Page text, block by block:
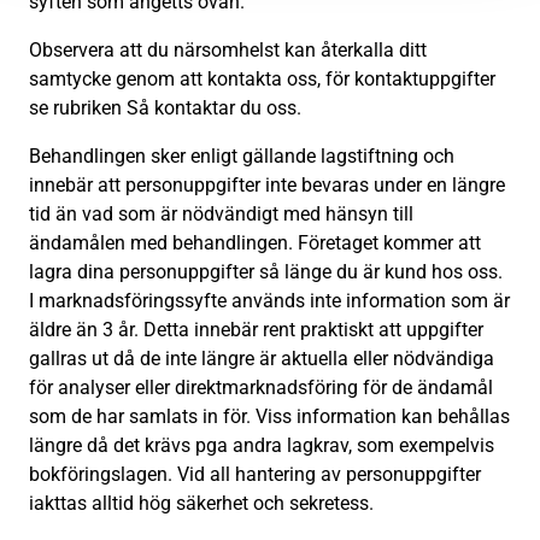
Observera att du närsomhelst kan återkalla ditt
samtycke genom att kontakta oss, för kontaktuppgifter
se rubriken Så kontaktar du oss.
Behandlingen sker enligt gällande lagstiftning och
innebär att personuppgifter inte bevaras under en längre
tid än vad som är nödvändigt med hänsyn till
ändamålen med behandlingen. Företaget kommer att
lagra dina personuppgifter så länge du är kund hos oss.
I marknadsföringssyfte används inte information som är
äldre än 3 år. Detta innebär rent praktiskt att uppgifter
gallras ut då de inte längre är aktuella eller nödvändiga
för analyser eller direktmarknadsföring för de ändamål
som de har samlats in för. Viss information kan behållas
längre då det krävs pga andra lagkrav, som exempelvis
bokföringslagen. Vid all hantering av personuppgifter
iakttas alltid hög säkerhet och sekretess.